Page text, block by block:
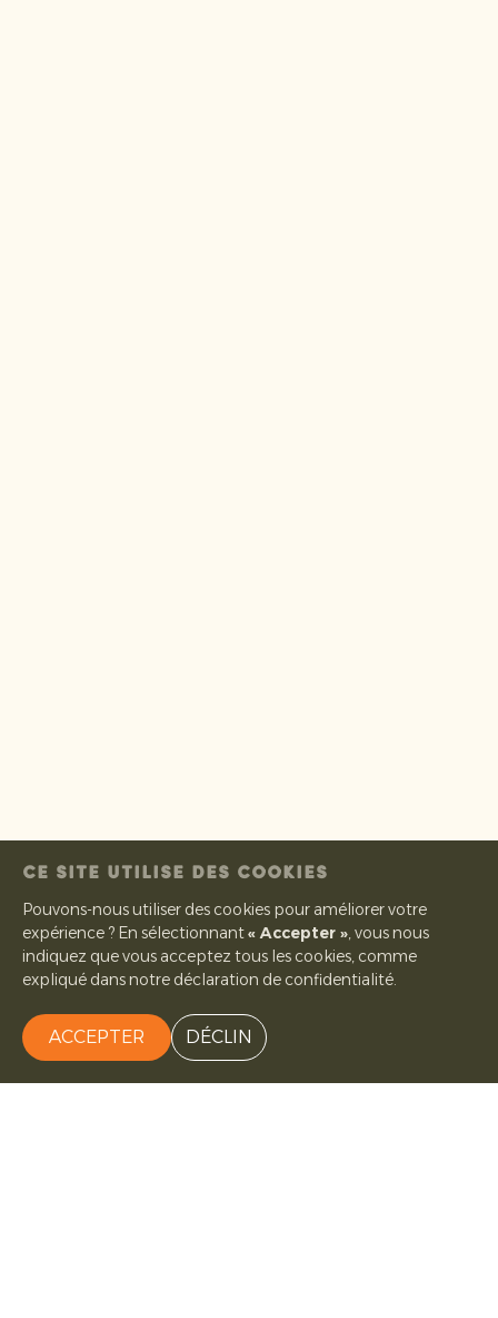
CE SITE UTILISE DES COOKIES
Pouvons-nous utiliser des cookies pour améliorer votre
expérience ? En sélectionnant« Accepter », vous nous
indiquez que vous acceptez tous les cookies, comme
expliqué dans notre déclaration de confidentialité.
ACCEPTER DÉCLIN